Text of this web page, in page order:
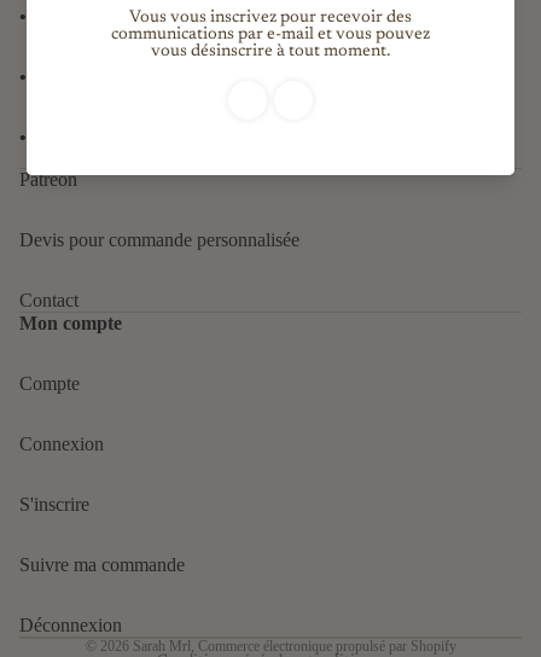
• Expédition internationale suivie
•
•
Patreon
Devis pour commande personnalisée
Contact
Mon compte
Compte
Connexion
S'inscrire
Suivre ma commande
Déconnexion
© 2026 Sarah Mrl , Commerce électronique propulsé par Shopify
Politique de remboursement
Politique d’expédition
Coordonnées